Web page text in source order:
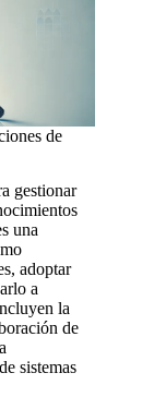
de
gestionar
una
adoptar
a
la
de
sistemas